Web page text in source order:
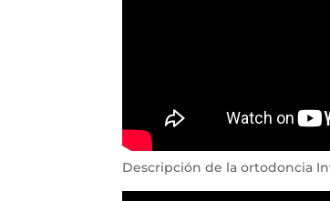
Descripción de la ortodoncia